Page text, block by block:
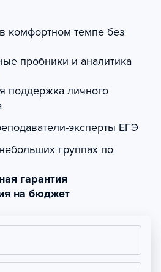
комфортном темпе без
пробники и аналитика
поддержка личного
эксперты ЕГЭ
группах по
гарантия
на бюджет